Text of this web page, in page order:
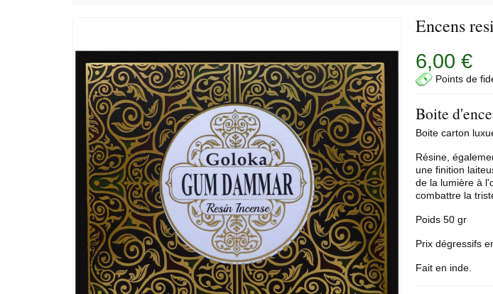
Encens
6,00 €
Points de
Boite
Boite carton
Résine,
une finition
de la lumière à
combattre la
Poids 50 gr
Prix dégressifs
Fait en inde.